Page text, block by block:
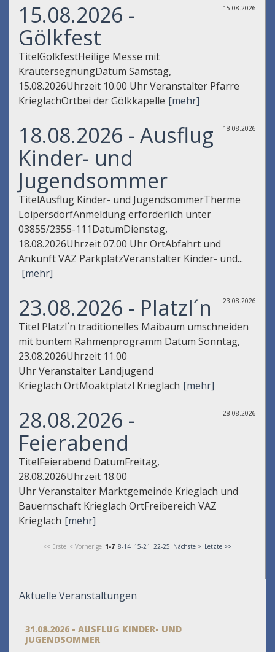
15.08.2026
15.08.2026 -
Gölkfest
TitelGölkfestHeilige Messe mit
KräutersegnungDatum Samstag,
15.08.2026Uhrzeit 10.00 Uhr Veranstalter Pfarre
KrieglachOrtbei der Gölkkapelle [mehr]
18.08.2026
18.08.2026 - Ausflug
Kinder- und
Jugendsommer
TitelAusflug Kinder- und JugendsommerTherme
LoipersdorfAnmeldung erforderlich unter
03855/2355-111DatumDienstag,
18.08.2026Uhrzeit 07.00 Uhr OrtAbfahrt und
Ankunft VAZ ParkplatzVeranstalter Kinder- und...
[mehr]
23.08.2026
23.08.2026 - Platzl´n
Titel Platzl´n traditionelles Maibaum umschneiden
mit buntem Rahmenprogramm Datum Sonntag,
23.08.2026Uhrzeit 11.00
Uhr Veranstalter Landjugend
Krieglach OrtMoaktplatzl Krieglach [mehr]
28.08.2026
28.08.2026 -
Feierabend
TitelFeierabend DatumFreitag,
28.08.2026Uhrzeit 18.00
Uhr Veranstalter Marktgemeinde Krieglach und
Bauernschaft Krieglach OrtFreibereich VAZ
Krieglach [mehr]
<< Erste < Vorherige 1-7 8-14 15-21 22-25 Nächste > Letzte >>
Aktuelle Veranstaltungen
31.08.2026 - AUSFLUG KINDER- UND
JUGENDSOMMER